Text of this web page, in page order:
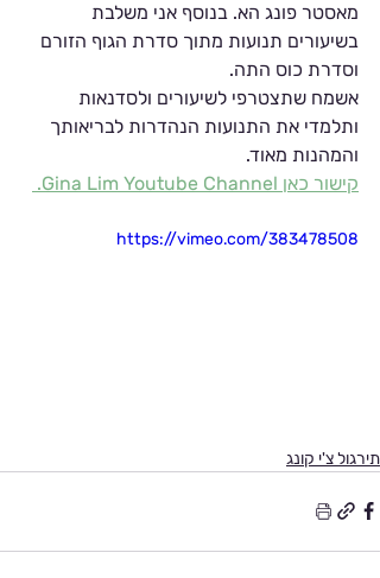
מאסטר פונג הא. בנוסף אני משלבת
בשיעורים תנועות מתוך סדרת הגוף הזורם
וסדרת כוס התה.
אשמח שתצטרפי לשיעורים ולסדנאות
ותלמדי את התנועות הנהדרות לבריאותך
והמהנות מאוד.
קישור כאן Gina Lim Youtube Channel.
https://vimeo.com/383478508
תירגול צ'י קונג